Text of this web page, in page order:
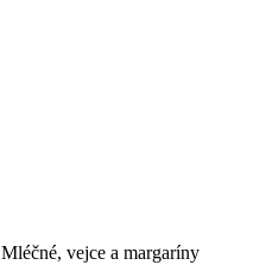
Mléčné, vejce a margaríny